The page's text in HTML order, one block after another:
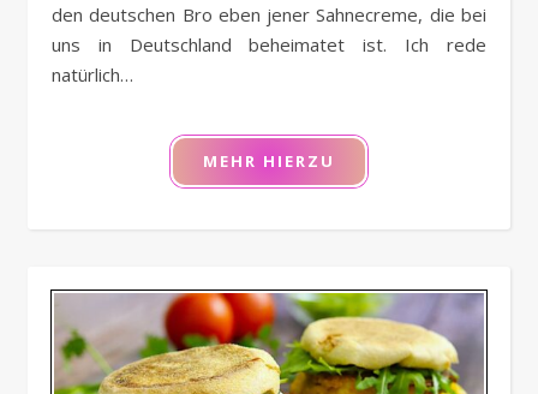
den deutschen Bro eben jener Sahnecreme, die bei
uns in Deutschland beheimatet ist. Ich rede
natürlich…
MEHR HIERZU